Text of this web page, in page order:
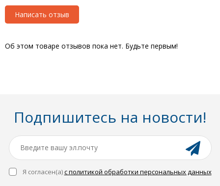
Написать отзыв
Об этом товаре отзывов пока нет. Будьте первым!
Подпишитесь на новости!
Я согласен(a)с политикой обработки персональных данных